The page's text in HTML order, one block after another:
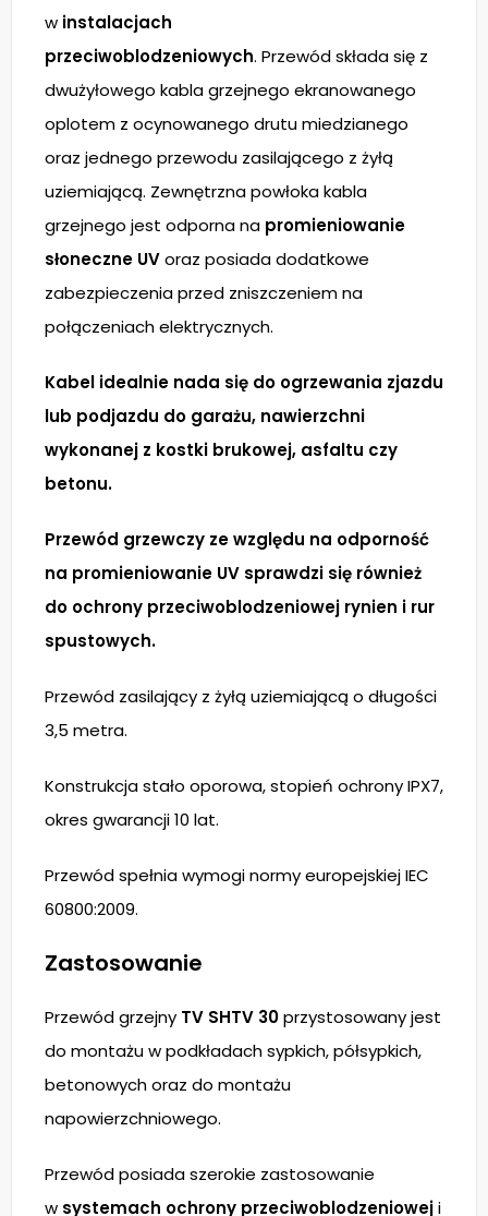
w instalacjach
przeciwoblodzeniowych. Przewód składa się z
dwużyłowego kabla grzejnego ekranowanego
oplotem z ocynowanego drutu miedzianego
oraz jednego przewodu zasilającego z żyłą
uziemiającą. Zewnętrzna powłoka kabla
grzejnego jest odporna na promieniowanie
słoneczne UVoraz posiada dodatkowe
zabezpieczenia przed zniszczeniem na
połączeniach elektrycznych.
Kabel idealnie nada się do ogrzewania zjazdu
lub podjazdu do garażu, nawierzchni
wykonanej z kostki brukowej, asfaltu czy
betonu.
Przewód grzewczy ze względu na odporność
na promieniowanie UV sprawdzi się również
do ochrony przeciwoblodzeniowej rynien i rur
spustowych.
Przewód zasilający z żyłą uziemiającą o długości
3,5 metra.
Konstrukcja stało oporowa, stopień ochrony IPX7,
okres gwarancji 10 lat.
Przewód spełnia wymogi normy europejskiej IEC
60800:2009.
Zastosowanie
Przewód grzejny TV SHTV 30przystosowany jest
do montażu w podkładach sypkich, półsypkich,
betonowych oraz do montażu
napowierzchniowego.
Przewód posiada szerokie zastosowanie
w systemach ochrony przeciwoblodzenioweji